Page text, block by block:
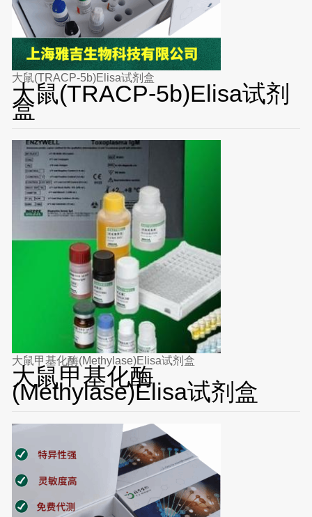
大鼠(TRACP-5b)Elisa试剂盒
大鼠(TRACP-5b)Elisa试剂
盒
大鼠甲基化酶(Methylase)Elisa试剂盒
大鼠甲基化酶
(Methylase)Elisa试剂盒